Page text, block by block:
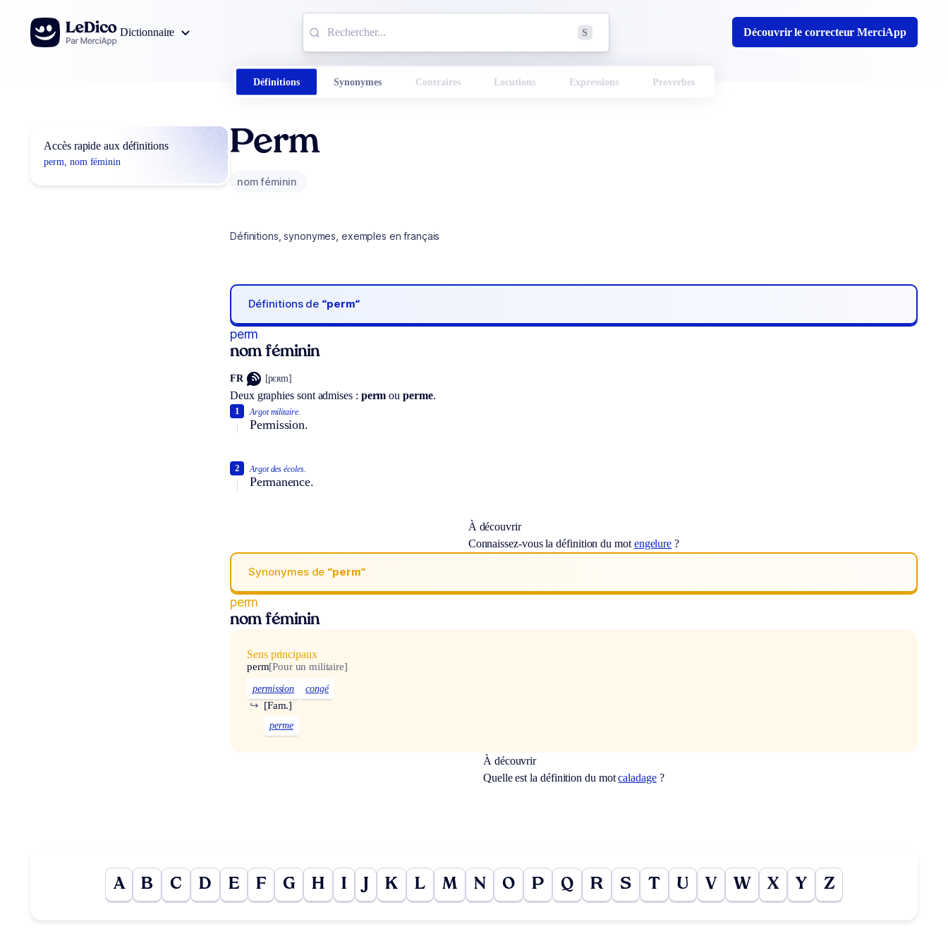
Aller au contenu
Dictionnaire
S Découvrir le correcteur MerciApp
Définitions Synonymes Contraires Locutions Expressions Proverbes
Accès rapide aux définitions
perm, nom féminin
Perm
nom féminin
Définitions, synonymes, exemples en français
Définitions de “perm“
perm
nom féminin
FR [pɛʀm]
Deux graphies sont admises : perm ouperme.
Argot militaire.
Permission.
1
Argot des écoles.
Permanence.
2
À découvrir
Connaissez-vous la définition du mot engelure ?
Synonymes de “perm“
perm
nom féminin
Sens principaux
perm[Pour un militaire]
permission congé
[Fam.]
↪
perme
À découvrir
Quelle est la définition du motcaladage?
A B C D E F G H I J K L M N O P Q R S T U V W X Y Z